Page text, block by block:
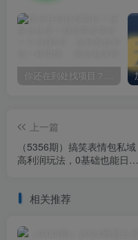
上一篇
（5356期）搞笑表情包私域
高利润玩法，0基础也能日入
相关推荐